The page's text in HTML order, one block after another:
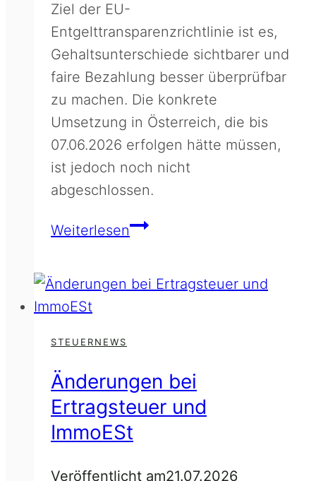
Ziel der EU-
Entgelttransparenzrichtlinie ist es,
Gehaltsunterschiede sichtbarer und
faire Bezahlung besser überprüfbar
zu machen. Die konkrete
Umsetzung in Österreich, die bis
07.06.2026 erfolgen hätte müssen,
ist jedoch noch nicht
abgeschlossen.
WeiterlesenUmsetzung
STEUERNEWS
Änderungen bei
Ertragsteuer und
ImmoESt
Veröffentlicht am21.07.2026